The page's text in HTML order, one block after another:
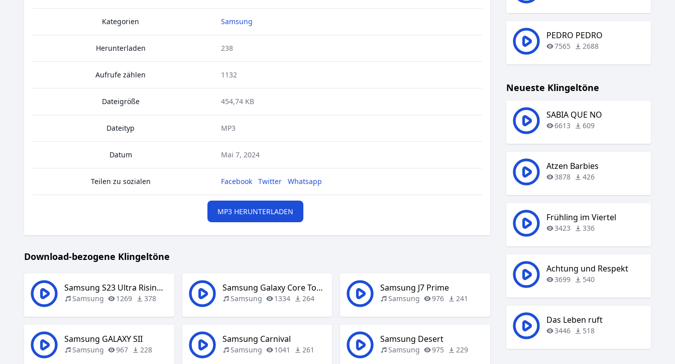
Kategorien Samsung
Herunterladen 238
Aufrufe zählen 1132
Dateigröße 454,74 KB
Dateityp MP3
Datum Mai 7, 2024
Teilen zu sozialen Facebook Twitter Whatsapp
MP3 HERUNTERLADEN
Download-bezogene Klingeltöne
Samsung S23 Ultra Rising Sun
Samsung 1269 378
Samsung Galaxy Core Tones
Samsung 1334 264
Samsung J7 Prime
Samsung 976 241
Samsung GALAXY SII
Samsung 967 228
Samsung Carnival
Samsung 1041 261
Samsung Desert
Samsung 975 229
PEDRO PEDRO
7565 2688
Neueste Klingeltöne
SABIA QUE NO
6613 609
Atzen Barbies
3878 426
Frühling im Viertel
3423 336
Achtung und Respekt
3699 540
Das Leben ruft
3446 518